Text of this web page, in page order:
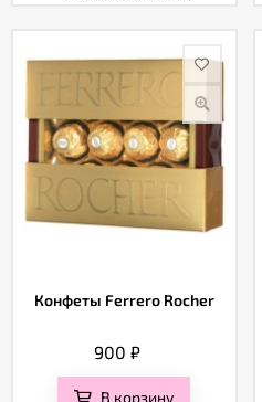
Конфеты Ferrero Rocher
900₽
В корзину